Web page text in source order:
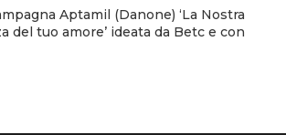
Aptamil (Danone) ‘La Nostra
del tuo amore’ ideata da Betc e con